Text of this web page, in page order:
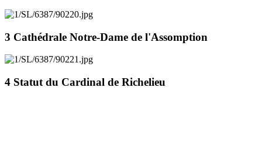
3 Cathédrale Notre-Dame de l'Assomption
4 Statut du Cardinal de Richelieu